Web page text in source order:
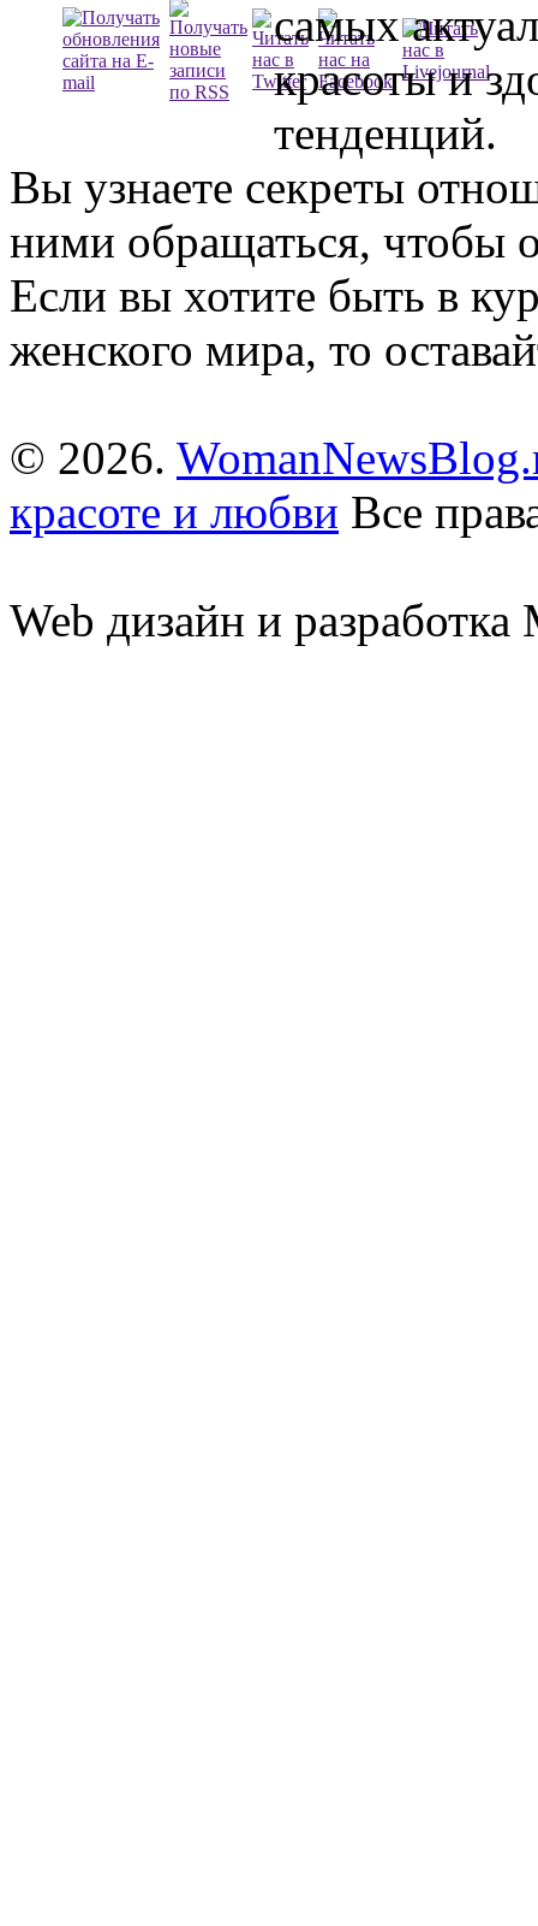
самых
красоты и
тенденций.
Вы узнаете секреты
ними обращаться, чтобы
Если вы хотите быть в
женского мира, то
© 2026.
красоте и любви Все
Web дизайн и